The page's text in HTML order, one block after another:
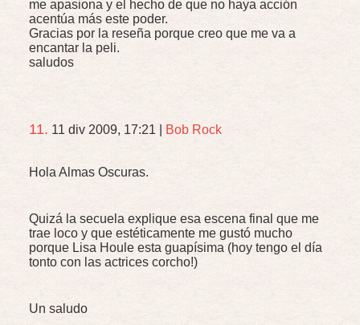
me apasiona y el hecho de que no haya acción
acentúa más este poder.
Gracias por la reseña porque creo que me va a
encantar la peli.
saludos
11. 11 div 2009, 17:21 Bob Rock
Hola Almas Oscuras.
Quizá la secuela explique esa escena final que me
trae loco y que estéticamente me gustó mucho
porque Lisa Houle esta guapísima (hoy tengo el día
tonto con las actrices corcho!)
Un saludo